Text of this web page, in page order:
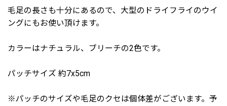
毛足の長さも十分にあるので、大型のドライフライのウイ
ングにもお使い頂けます。
カラーはナチュラル、ブリーチの2色です。
パッチサイズ 約7x5cm
※パッチのサイズや毛足のクセは個体差がございます。予